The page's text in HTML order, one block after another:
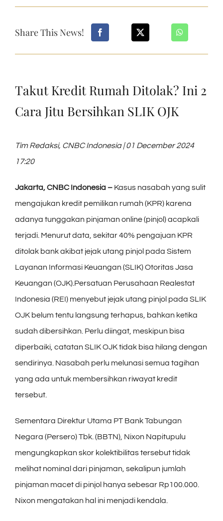
Share This News!
Takut Kredit Rumah Ditolak? Ini 2
Cara Jitu Bersihkan SLIK OJK
Tim Redaksi, CNBC Indonesia | 01 December 2024
17:20
Jakarta, CNBC Indonesia – Kasus nasabah yang sulit
mengajukan kredit pemilikan rumah (KPR) karena
adanya tunggakan pinjaman online (pinjol) acapkali
terjadi. Menurut data, sekitar 40% pengajuan KPR
ditolak bank akibat jejak utang pinjol pada Sistem
Layanan Informasi Keuangan (SLIK) Otoritas Jasa
Keuangan (OJK).Persatuan Perusahaan Realestat
Indonesia (REI) menyebut jejak utang pinjol pada SLIK
OJK belum tentu langsung terhapus, bahkan ketika
sudah dibersihkan. Perlu diingat, meskipun bisa
diperbaiki, catatan SLIK OJK tidak bisa hilang dengan
sendirinya. Nasabah perlu melunasi semua tagihan
yang ada untuk membersihkan riwayat kredit
tersebut.
Sementara Direktur Utama PT Bank Tabungan
Negara (Persero) Tbk. (BBTN), Nixon Napitupulu
mengungkapkan skor kolektibilitas tersebut tidak
melihat nominal dari pinjaman, sekalipun jumlah
pinjaman macet di pinjol hanya sebesar Rp100.000.
Nixon mengatakan hal ini menjadi kendala.